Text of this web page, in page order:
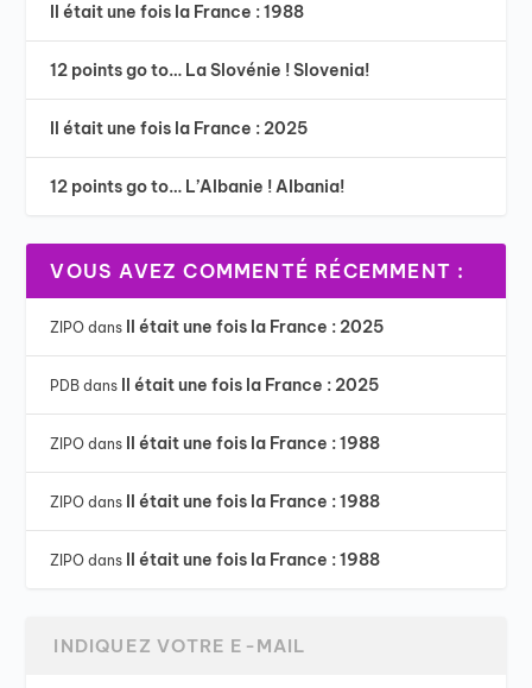
Il était une fois la France : 1988
12 points go to… La Slovénie ! Slovenia!
Il était une fois la France : 2025
12 points go to… L’Albanie ! Albania!
VOUS AVEZ COMMENTÉ RÉCEMMENT :
ZIPO dans Il était une fois la France : 2025
PDB dans Il était une fois la France : 2025
ZIPO dans Il était une fois la France : 1988
ZIPO dans Il était une fois la France : 1988
ZIPO dans Il était une fois la France : 1988